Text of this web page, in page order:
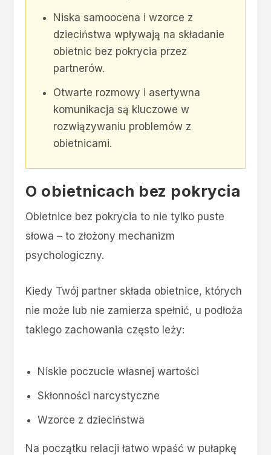
Niska samoocena i wzorce z
dzieciństwa wpływają na składanie
obietnic bez pokrycia przez
partnerów.
Otwarte rozmowy i asertywna
komunikacja są kluczowe w
rozwiązywaniu problemów z
obietnicami.
O obietnicach bez pokrycia
Obietnice bez pokrycia to nie tylko puste
słowa – to złożony mechanizm
psychologiczny.
Kiedy Twój partner składa obietnice, których
nie może lub nie zamierza spełnić, u podłoża
takiego zachowania często leży:
Niskie poczucie własnej wartości
Skłonności narcystyczne
Wzorce z dzieciństwa
Na początku relacji łatwo wpaść w pułapkę